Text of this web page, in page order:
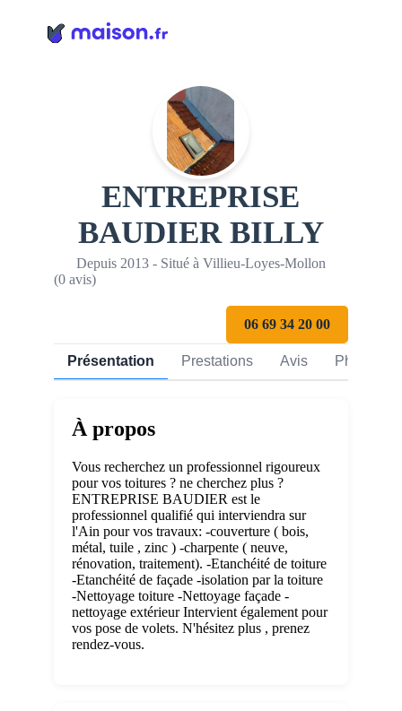
ENTREPRISE
BAUDIER BILLY
Depuis 2013 - Situé à Villieu-Loyes-Mollon
(0 avis)
06 69 34 20 00
Présentation Prestations Avis Photos
À propos
Vous recherchez un professionnel rigoureux
pour vos toitures ? ne cherchez plus ?
ENTREPRISE BAUDIER est le
professionnel qualifié qui interviendra sur
l'Ain pour vos travaux: -couverture ( bois,
métal, tuile , zinc ) -charpente ( neuve,
rénovation, traitement). -Etanchéité de toiture
-Etanchéité de façade -isolation par la toiture
-Nettoyage toiture -Nettoyage façade -
nettoyage extérieur Intervient également pour
vos pose de volets. N'hésitez plus , prenez
rendez-vous.